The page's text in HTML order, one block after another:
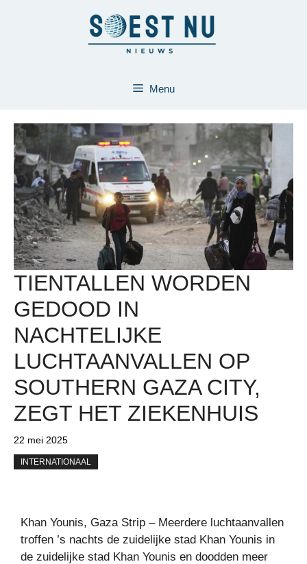
Menu
TIENTALLEN WORDEN
GEDOOD IN
NACHTELIJKE
LUCHTAANVALLEN OP
SOUTHERN GAZA CITY,
ZEGT HET ZIEKENHUIS
22 mei 2025
INTERNATIONAAL
Khan Younis, Gaza Strip – Meerdere luchtaanvallen
troffen ’s nachts de zuidelijke stad Khan Younis in
de zuidelijke stad Khan Younis en doodden meer